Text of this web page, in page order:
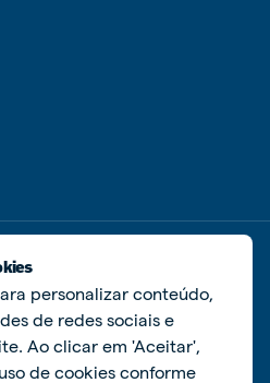
de cookies
personalizar conteúdo,
de redes sociais e
Ao clicar em 'Aceitar',
de cookies conforme